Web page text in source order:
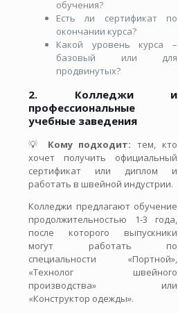
обучения?
Есть ли сертификат по
окончании курса?
Какой уровень курса –
базовый или для
продвинутых?
2. Колледжи и
профессиональные
учебные заведения
💡 Кому подходит: тем, кто
хочет получить официальный
сертификат или диплом и
работать в швейной индустрии.
Колледжи предлагают обучение
продолжительностью 1-3 года,
после которого выпускники
могут работать по
специальности «Портной»,
«Технолог швейного
производства» или
«Конструктор одежды».